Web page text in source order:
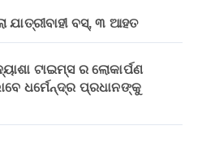
ଯାତ୍ରୀବାହୀ ବସ୍‌, ୩ ଆହତ
ଟାଇମ୍ସ ର ଲୋକାର୍ପଣ
ଧର୍ମେନ୍ଦ୍ର ପ୍ରଧାନଙ୍କୁ